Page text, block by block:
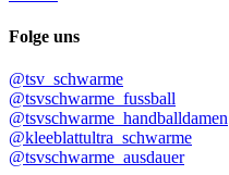
Folge uns
@tsv_schwarme
@tsvschwarme_fussball
@tsvschwarme_handballdamen
@kleeblattultra_schwarme
@tsvschwarme_ausdauer